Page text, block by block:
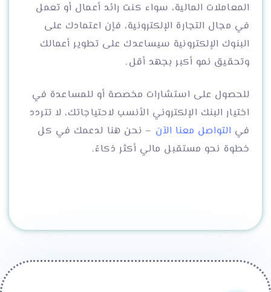
المعاملات المالية، سواء كنت رائد أعمال أو تعمل
في مجال التجارة الإلكترونية، فإن اعتمادك على
البنوك الإلكترونية سيساعدك على تطوير أعمالك
وتحقيق نمو أكبر بجهد أقل.
للحصول على استشارات مخصصة أو للمساعدة في
اختيار البنك الإلكتروني الأنسب لاحتياجاتك، لا تتردد
في التواصل معنا الآن – نحن هنا لدعمك في كل
خطوة نحو مستقبل مالي أكثر ذكاءً.